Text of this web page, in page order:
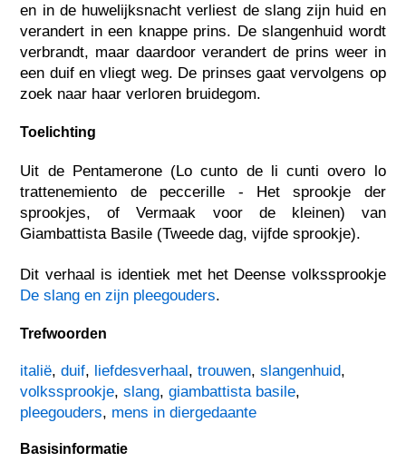
en in de huwelijksnacht verliest de slang zijn huid en
verandert in een knappe prins. De slangenhuid wordt
verbrandt, maar daardoor verandert de prins weer in
een duif en vliegt weg. De prinses gaat vervolgens op
zoek naar haar verloren bruidegom.
Toelichting
Uit de Pentamerone (Lo cunto de li cunti overo lo
trattenemiento de peccerille - Het sprookje der
sprookjes, of Vermaak voor de kleinen) van
Giambattista Basile (Tweede dag, vijfde sprookje).
Dit verhaal is identiek met het Deense volkssprookje
De slang en zijn pleegouders.
Trefwoorden
italië,duif, liefdesverhaal,trouwen,slangenhuid,
volkssprookje,slang,giambattista basile,
pleegouders, mens in diergedaante
Basisinformatie